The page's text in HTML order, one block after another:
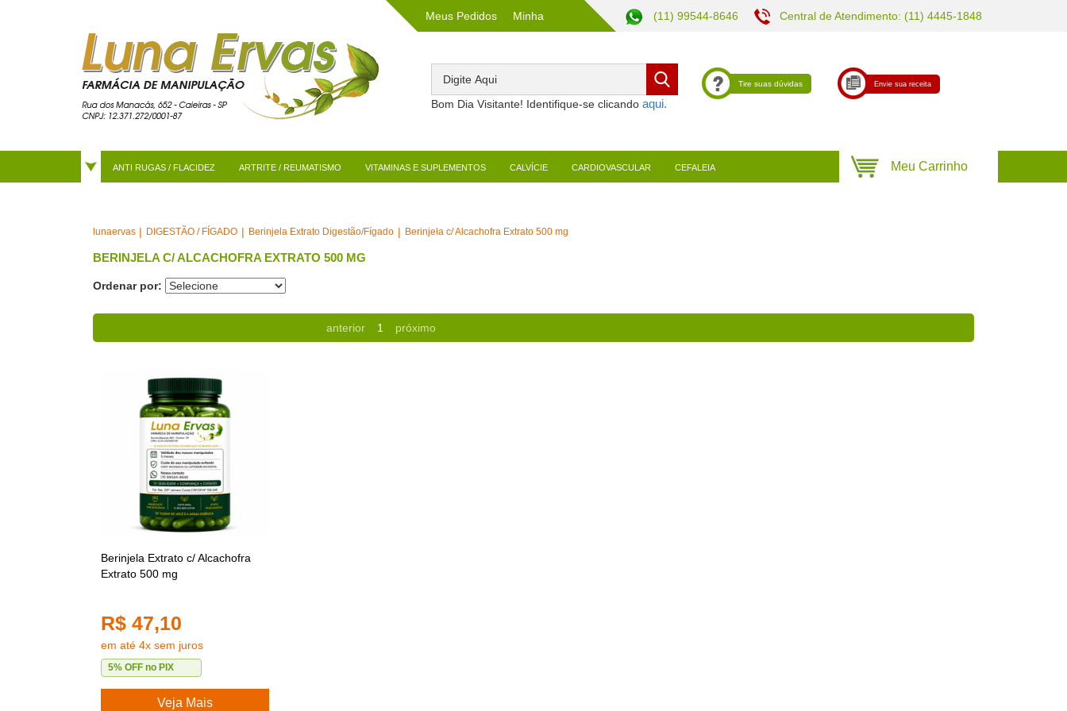
Meus Pedidos Minha (11) 99544-8646 Central de Atendimento: (11) 4445-1848
Bom Dia Visitante! Identifique-se clicando
Tire suas dúvidas Envie sua receita
ANTI RUGAS / FLACIDEZ ARTRITE / REUMATISMO VITAMINAS E SUPLEMENTOS CALVÍCIE CARDIOVASCULAR CEFALEIA
lunaervas DIGESTÃO / FÍGADO Berinjela Extrato Digestão/Fígado Berinjela c/ Alcachofra Extrato 500 mg
BERINJELA C/ ALCACHOFRA EXTRATO 500 MG
Ordenar por:
anterior 1 próximo
Berinjela Extrato c/ Alcachofra
Extrato 500 mg
R$ 47,10
em até 4x sem juros
5% OFF no PIX
Veja Mais